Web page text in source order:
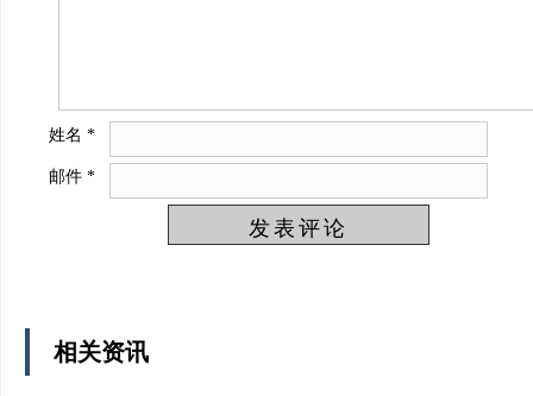
姓名 *
邮件 *
相关资讯